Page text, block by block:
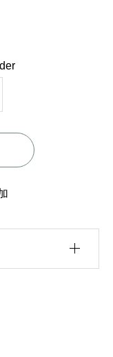
必要です。
ください。